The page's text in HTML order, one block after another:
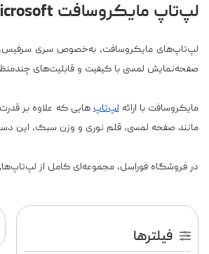
لپ‌تاپ مایکروسافت Microsoft | نوآوری و طراحی بی‌نظیر برای حرفه‌ای‌ها
لپ‌تاپ‌های مایکروسافت، به‌خصوص سری سرفیس،
صفحه‌نمایش لمسی با کیفیت و قابلیت‌های
مایکروسافت با ارائهلپ‌تاپ‌هایی که علاوه بر قدرت
مانند صفحه لمسی، قلم نوری و وزن سبک، این
در فروشگاه فوراسل، مجموعه‌ای کامل از لپ‌تاپ‌های
فیلترها